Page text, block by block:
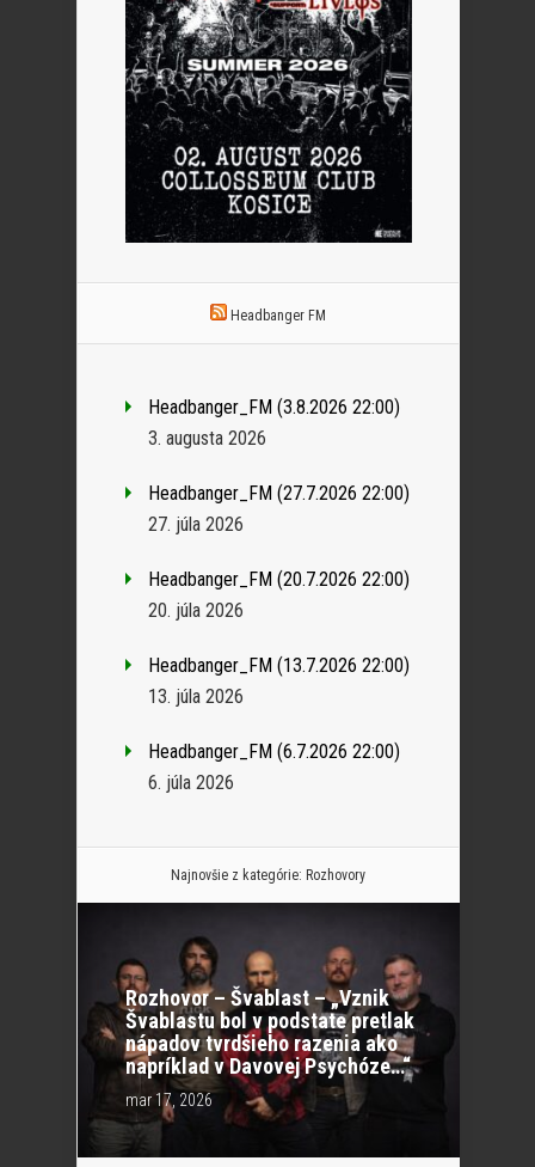
Headbanger FM
Headbanger_FM (3.8.2026 22:00)
3. augusta 2026
Headbanger_FM (27.7.2026 22:00)
27. júla 2026
Headbanger_FM (20.7.2026 22:00)
20. júla 2026
Headbanger_FM (13.7.2026 22:00)
13. júla 2026
Headbanger_FM (6.7.2026 22:00)
6. júla 2026
Najnovšie z kategórie: Rozhovory
Rozhovor – Švablast – „Vznik
Švablastu bol v podstate pretlak
nápadov tvrdšieho razenia ako
napríklad v Davovej Psychóze…“
mar 17, 2026